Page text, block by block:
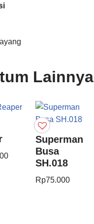
Lainnya
Superman
Busa
SH.018
Rp75.000